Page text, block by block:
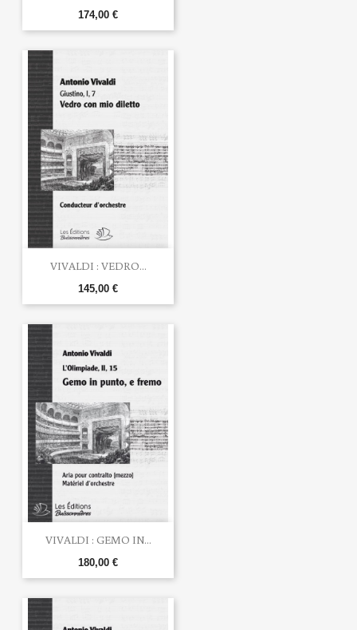
174,00 €
VIVALDI : VEDRO...
145,00 €
VIVALDI : GEMO IN...
180,00 €